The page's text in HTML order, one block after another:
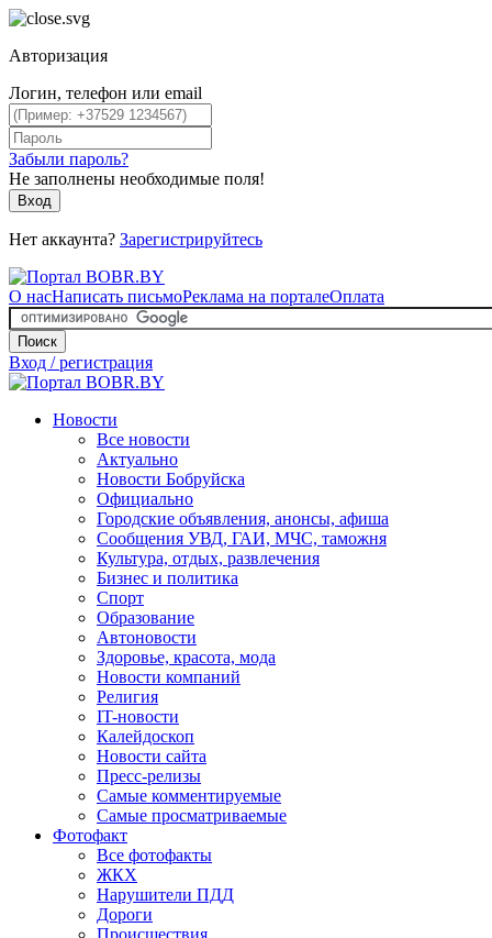
Авторизация
Логин, телефон или email
Забыли пароль?
Не заполнены необходимые поля!
Вход
Нет аккаунта? Зарегистрируйтесь
О насНаписать письмоРеклама на порталеОплата
Поиск
Вход / регистрация
Новости
Все новости
Актуально
Новости Бобруйска
Официально
Городские объявления, анонсы, афиша
Сообщения УВД, ГАИ, МЧС, таможня
Культура, отдых, развлечения
Бизнес и политика
Спорт
Образование
Автоновости
Здоровье, красота, мода
Новости компаний
Религия
IT-новости
Калейдоскоп
Новости сайта
Пресс-релизы
Самые комментируемые
Самые просматриваемые
Фотофакт
Все фотофакты
ЖКХ
Нарушители ПДД
Дороги
Происшествия